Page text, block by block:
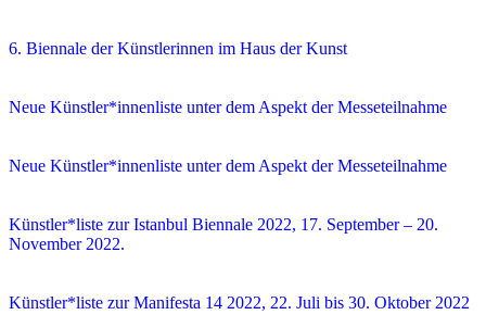
6. Biennale der Künstlerinnen im Haus der Kunst
Neue Künstler*innenliste unter dem Aspekt der Messeteilnahme
Neue Künstler*innenliste unter dem Aspekt der Messeteilnahme
Künstler*liste zur Istanbul Biennale 2022, 17. September – 20.
November 2022.
Künstler*liste zur Manifesta 14 2022, 22. Juli bis 30. Oktober 2022